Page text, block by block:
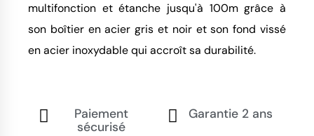
multifonction et étanche jusqu'à 100m grâce à
son boîtier en acier gris et noir et son fond vissé
en acier inoxydable qui accroît sa durabilité.
Paiement
sécurisé
Garantie 2 ans